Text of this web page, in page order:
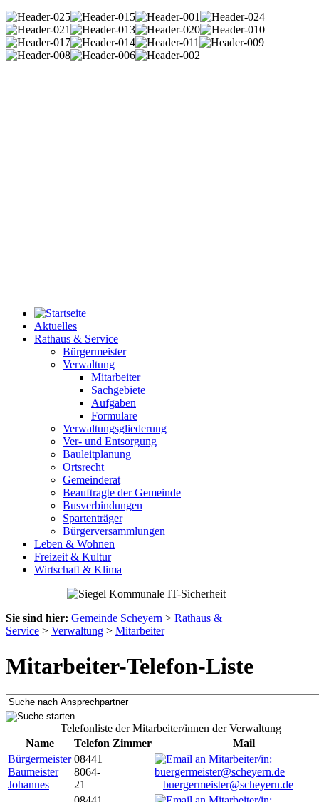
Aktuelles
Rathaus & Service
Bürgermeister
Verwaltung
Mitarbeiter
Sachgebiete
Aufgaben
Formulare
Verwaltungsgliederung
Ver- und Entsorgung
Bauleitplanung
Ortsrecht
Gemeinderat
Beauftragte der Gemeinde
Busverbindungen
Spartenträger
Bürgerversammlungen
Leben & Wohnen
Freizeit & Kultur
Wirtschaft & Klima
Sie sind hier: Gemeinde Scheyern > Rathaus &
Service > Verwaltung > Mitarbeiter
Mitarbeiter-Telefon-Liste
Telefonliste der Mitarbeiter/innen der Verwaltung
Name
Telefon Zimmer
Mail
Bürgermeister
Baumeister
Johannes
08441
8064-
21
buergermeister@scheyern.de